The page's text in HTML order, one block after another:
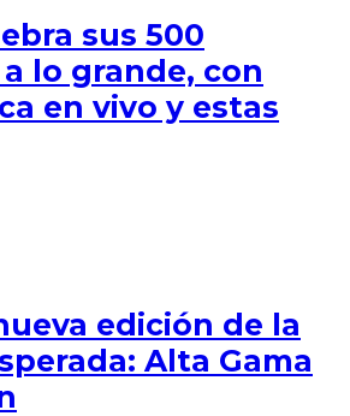
sus 500
lo grande, con
en vivo y estas
edición de la
Alta Gama